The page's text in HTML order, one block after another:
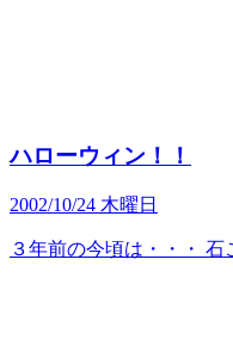
ハローウィン！！
2002/10/24 木曜日
３年前の今頃は・・・ 石